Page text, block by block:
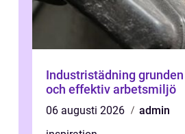
Industristädning grunden för en trygg
och effektiv arbetsmiljö
06 augusti 2026
admin